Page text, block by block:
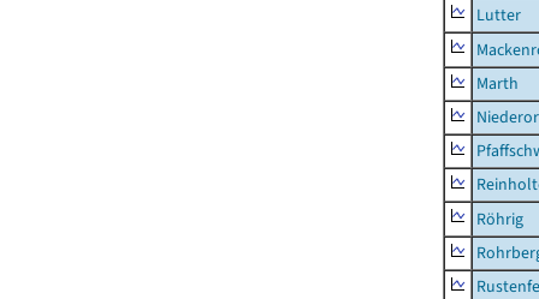
Lutter
Marth
Röhrig